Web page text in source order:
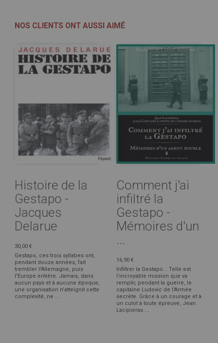
NOS CLIENTS ONT AUSSI AIMÉ
Histoire de la
Gestapo -
Jacques
Delarue
30,00 €
Gestapo, ces trois syllabes ont,
pendant douze années, fait
trembler l'Allemagne, puis
l'Europe entière. Jamais, dans
aucun pays et à aucune époque,
une organisation n'atteignit cette
complexité, ne ...
Comment j'ai
infiltré la
Gestapo -
Mémoires d'un
...
16,90 €
Infiltrer la Gestapo... Telle est
l'incroyable mission que va
remplir, pendant la guerre, le
capitaine Ludovic de l'Armée
secrète. Grâce à un courage et à
un culot à toute épreuve, Jean
Lacipieras ...